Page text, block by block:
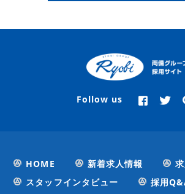
Follow us
HOME 新着求人情報
スタッフインタビュー
採用